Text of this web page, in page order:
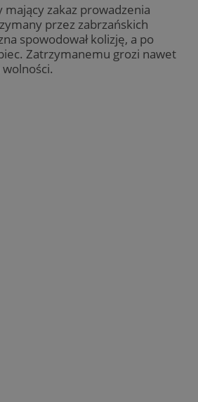
zakaz prowadzenia
przez zabrzańskich
spowodował kolizję, a po
Zatrzymanemu grozi nawet